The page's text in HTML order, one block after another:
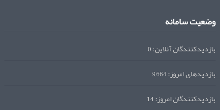
وضعیت سامانه
بازدیدکنندگان آنلاین:0
بازدیدهای امروز:9,664
بازدیدکنندگان امروز:14